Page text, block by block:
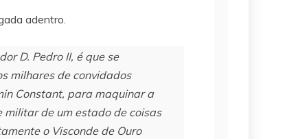
adentro.
D. Pedro II, é que se
milhares de convidados
Constant, para maquinar a
militar de um estado de coisas
o Visconde de Ouro